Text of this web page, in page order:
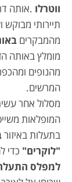
ווטרלו .אותה
תיירותי
מהמבקרים
מומלץ באותה
מהנופים
המרשים.
מסלול אחר
המופלאות
בתעלות באיזור
"לוקרים" כדי
למפלס